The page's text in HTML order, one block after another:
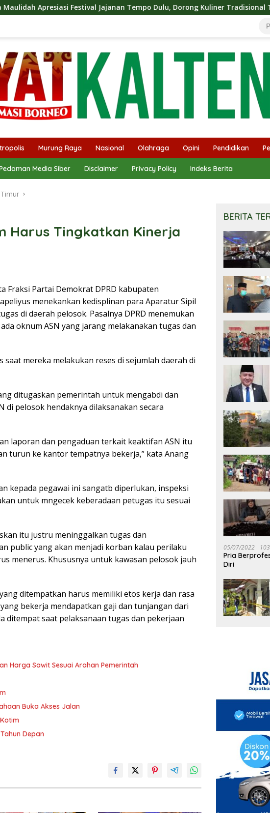
Jajanan Tempo Dulu, Dorong Kuliner Tradisional Tetap Lestari
Murung Raya Nasional Olahraga Opini Pendidikan
Media Siber Disclaimer Privacy Policy Indeks Berita
Harus Tingkatkan Kinerja
Fraksi Partai Demokrat DPRD kabupaten
menekankan kedisplinan para Aparatur Sipil
di daerah pelosok. Pasalnya DPRD menemukan
oknum ASN yang jarang melakanakan tugas dan
mereka melakukan reses di sejumlah daerah di
ditugaskan pemerintah untuk mengabdi dan
di pelosok hendaknya dilaksanakan secara
laporan dan pengaduan terkait keaktifan ASN itu
turun ke kantor tempatnya bekerja,” kata Anang
kepada pegawai ini sangatb diperlukan, inspeksi
untuk mngecek keberadaan petugas itu sesuai
itu justru meninggalkan tugas dan
public yang akan menjadi korban kalau perilaku
menerus. Khususnya untuk kawasan pelosok jauh
ditempatkan harus memiliki etos kerja dan rasa
bekerja mendapatkan gaji dan tunjangan dari
ditempat saat pelaksanaan tugas dan pekerjaan
Harga Sawit Sesuai Arahan Pemerintah
Buka Akses Jalan
Depan
BERITA
05/07/2022
Pria
Diri